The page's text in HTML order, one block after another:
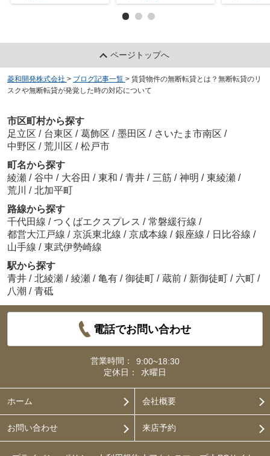
ページトップへ
菱和開発株式会社 > ブログ記事一覧 > 賃貸物件の無断転貸とは？無断転貸のリ
スクや無断転貸が発覚した時の対応について
市区町村から探す
足立区 / 台東区 / 葛飾区 / 墨田区 / さいたま市南区 /
中野区 / 荒川区 / 松戸市
町名から探す
綾瀬 / 谷中 / 大谷田 / 東和 / 青井 / 三筋 / 神明 / 東綾瀬 /
荒川 / 北加平町
路線から探す
千代田線 / つくばエクスプレス / 常磐緩行線 /
都営大江戸線 / 京浜東北線 / 京成本線 / 銀座線 / 日比谷線 /
山手線 / 東武伊勢崎線
駅から探す
青井 / 北綾瀬 / 綾瀬 / 亀有 / 御徒町 / 蔵前 / 新御徒町 / 六町 /
八潮 / 青砥
電話でお問い合わせ
営業時間：
9:00~18:30
定休日：
水曜日
ホーム 会社概要
お問い合わせ 来店予約